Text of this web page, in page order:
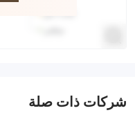
شركات ذات صلة